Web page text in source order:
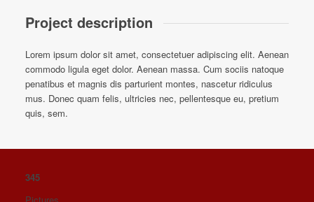
Project description
Lorem ipsum dolor sit amet, consectetuer adipiscing elit. Aenean
commodo ligula eget dolor. Aenean massa. Cum sociis natoque
penatibus et magnis dis parturient montes, nascetur ridiculus
mus. Donec quam felis, ultricies nec, pellentesque eu, pretium
quis, sem.
345
Pictures